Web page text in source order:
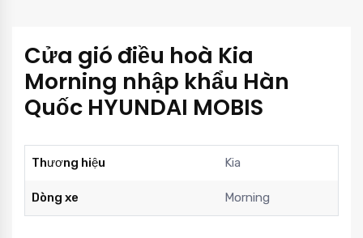
Cửa gió điều hoà Kia
Morning nhập khẩu Hàn
Quốc HYUNDAI MOBIS
Thương hiệu Kia
Dòng xe Morning